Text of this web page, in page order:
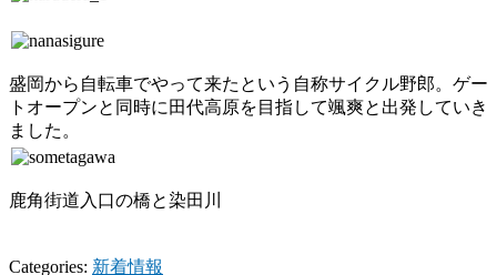
盛岡から自転車でやって来たという自称サイクル野郎。ゲー
トオープンと同時に田代高原を目指して颯爽と出発していき
ました。
鹿角街道入口の橋と染田川
Categories: 新着情報